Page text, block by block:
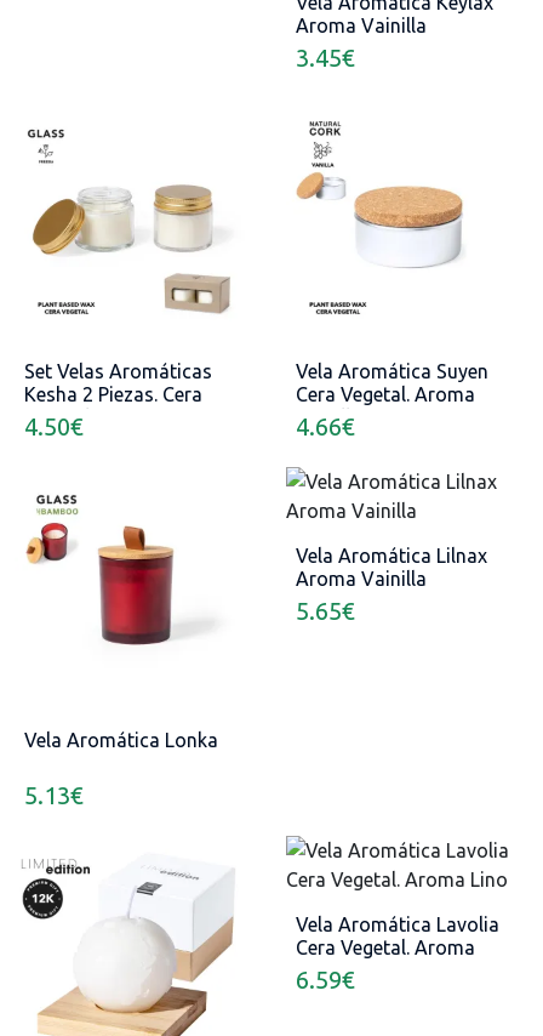
Aroma Vainilla
3.45€
Set Velas Aromáticas
Kesha 2 Piezas. Cera
Vegetal. Aroma Fresia
4.50€
Vela Aromática Suyen
Cera Vegetal. Aroma
Vainilla
4.66€
Vela Aromática Lonka
5.13€
Vela Aromática Lilnax
Aroma Vainilla
5.65€
Vela Aromática Lavolia
Cera Vegetal. Aroma
Lino
6.59€